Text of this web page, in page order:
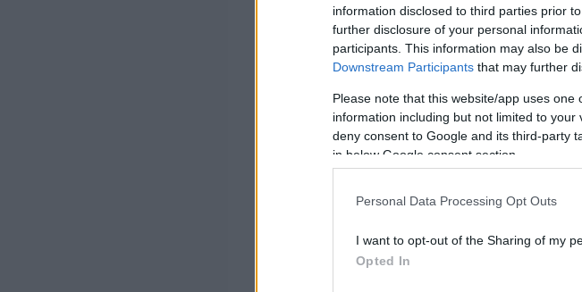
information disclosed to third parties prior
further disclosure of your personal
participants. This information may also be
Downstream Participants that may further
Please note that this website/app uses
information including but not limited to
deny consent to Google and its third-party
in below Google consent section.
Personal Data Processing Opt Outs
I want to opt-out of the Sharing of my
Opted In